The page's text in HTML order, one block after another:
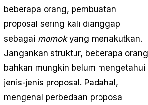
beberapa orang, pembuatan
proposal sering kali dianggap
sebagai momokyang menakutkan.
Jangankan struktur, beberapa orang
bahkan mungkin belum mengetahui
jenis-jenis proposal. Padahal,
mengenal perbedaan proposal